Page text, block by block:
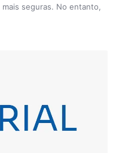
seguras. No entanto,